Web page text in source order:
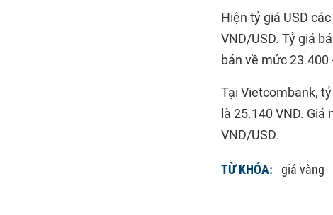
Hiện tỷ giá USD
VND/USD. Tỷ giá
bán về mức 23.400
Tại Vietcombank,
là 25.140 VND.
VND/USD.
TỪ KHÓA: giá vàng